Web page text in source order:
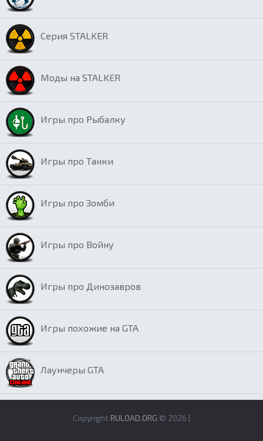
Серия STALKER
Моды на STALKER
Игры про Рыбалку
Игры про Танки
Игры про Зомби
Игры про Войну
Игры про Динозавров
Игры похожие на GTA
Лаунчеры GTA
Copyright RULOAD.ORG © 2026 |